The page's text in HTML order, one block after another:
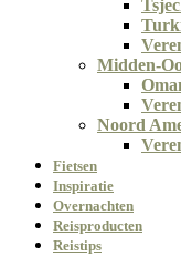
Midden-
Noord
Fietsen
Inspiratie
Overnachten
Reisproducten
Reistips